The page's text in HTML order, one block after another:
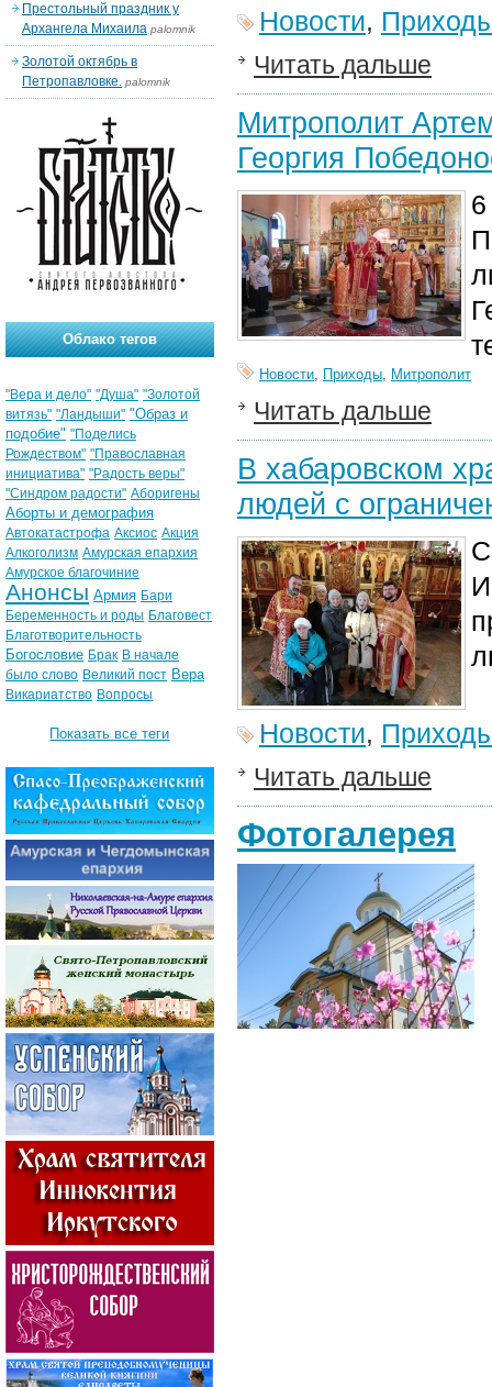
Новости,
Читать дальше
Митрополит
Георгия
Новости, Приходы, Митрополит
Читать дальше
В хабаровском
людей с
Новости,
Читать дальше
Фотогалерея
Престольный праздник у
Архангела Михаила palomnik
Золотой октябрь в
Петропавловке. palomnik
Облако тегов
"Вера и дело" "Душа" "Золотой
витязь" "Ландыши" "Образ и
подобие" "Поделись
Рождеством" "Православная
инициатива" "Радость веры"
"Синдром радости" Аборигены
Аборты и демография
Автокатастрофа Аксиос Акция
Алкоголизм Амурская епархия
Амурское благочиние
Анонсы Армия Бари
Беременность и роды Благовест
Благотворительность
Богословие Брак В начале
было слово Великий пост Вера
Викариатство Вопросы
Показать все теги